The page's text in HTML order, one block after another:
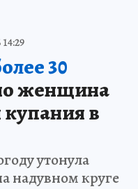
30
женщина
в
утонула
надувном круге